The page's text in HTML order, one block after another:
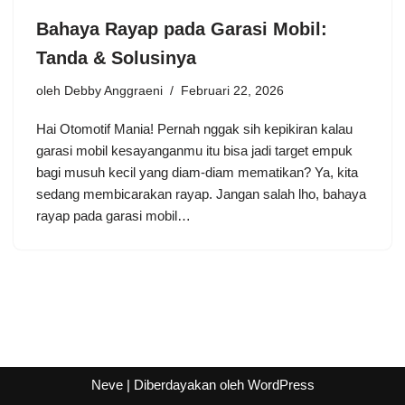
Bahaya Rayap pada Garasi Mobil:
Tanda & Solusinya
oleh Debby Anggraeni Februari 22, 2026
Hai Otomotif Mania! Pernah nggak sih kepikiran kalau
garasi mobil kesayanganmu itu bisa jadi target empuk
bagi musuh kecil yang diam-diam mematikan? Ya, kita
sedang membicarakan rayap. Jangan salah lho, bahaya
rayap pada garasi mobil…
Neve| Diberdayakan oleh WordPress